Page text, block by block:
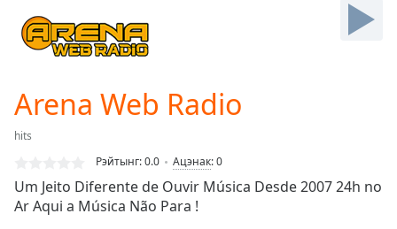
Skip
Forward
Mute
Duration
Stream
TypeLIVE
Arena Web Radio
hits
Рэйтынг:0.0 Ацэнак:0
Um Jeito Diferente de Ouvir Música Desde 2007 24h no
Ar Aqui a Música Não Para !